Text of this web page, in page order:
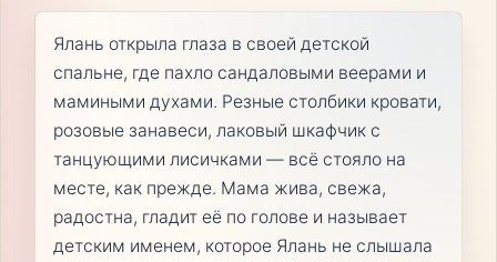
Ялань открыла глаза в своей детской
спальне, где пахло сандаловыми веерами и
мамиными духами. Резные столбики кровати,
розовые занавеси, лаковый шкафчик с
танцующими лисичками — всё стояло на
месте, как прежде. Мама жива, свежа,
радостна, гладит её по голове и называет
детским именем, которое Ялань не слышала